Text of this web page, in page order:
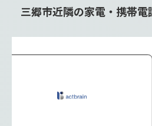
三郷市近隣の家電・携帯